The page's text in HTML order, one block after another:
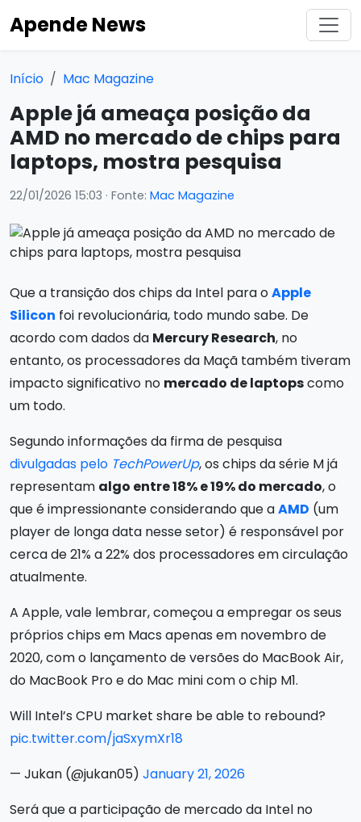
Apende News
Início Mac Magazine
Apple já ameaça posição da
AMD no mercado de chips para
laptops, mostra pesquisa
22/01/2026 15:03 · Fonte: Mac Magazine
Que a transição dos chips da Intel para oApple
Silicon foi revolucionária, todo mundo sabe. De
acordo com dados da Mercury Research, no
entanto, os processadores da Maçã também tiveram
impacto significativo no mercado de laptopscomo
um todo.
Segundo informações da firma de pesquisa
divulgadas pelo TechPowerUp, os chips da série M já
representam algo entre 18% e 19% do mercado, o
que é impressionante considerando que aAMD (um
player de longa data nesse setor) é responsável por
cerca de 21% a 22% dos processadores em circulação
atualmente.
A Apple, vale lembrar, começou a empregar os seus
próprios chips em Macs apenas em novembro de
2020, com o lançamento de versões do MacBook Air,
do MacBook Pro e do Mac mini com o chip M1.
Will Intel’s CPU market share be able to rebound?
pic.twitter.com/jaSxymXr18
— Jukan (@jukan05) January 21, 2026
Será que a participação de mercado da Intel no